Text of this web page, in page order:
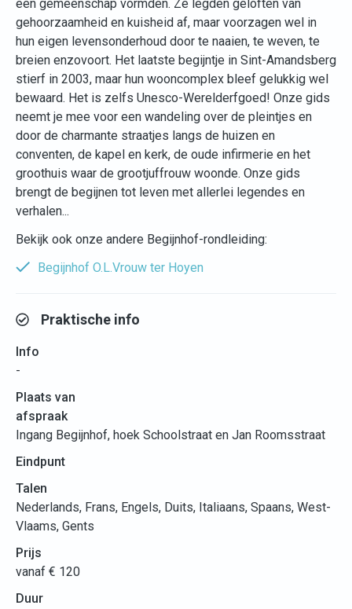
een gemeenschap vormden. Ze legden geloften van
gehoorzaamheid en kuisheid af, maar voorzagen wel in
hun eigen levensonderhoud door te naaien, te weven, te
breien enzovoort. Het laatste begijntje in Sint-Amandsberg
stierf in 2003, maar hun wooncomplex bleef gelukkig wel
bewaard. Het is zelfs Unesco-Werelderfgoed! Onze gids
neemt je mee voor een wandeling over de pleintjes en
door de charmante straatjes langs de huizen en
conventen, de kapel en kerk, de oude infirmerie en het
groothuis waar de grootjuffrouw woonde. Onze gids
brengt de begijnen tot leven met allerlei legendes en
verhalen...
Bekijk ook onze andere Begijnhof-rondleiding:
Begijnhof O.L.Vrouw ter Hoyen
Praktische info
Info
-
Plaats van
afspraak
Ingang Begijnhof, hoek Schoolstraat en Jan Roomsstraat
Eindpunt
Talen
Nederlands, Frans, Engels, Duits, Italiaans, Spaans, West-
Vlaams, Gents
Prijs
vanaf € 120
Duur